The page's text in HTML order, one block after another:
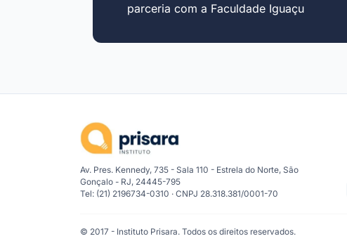
parceria com a Faculdade Iguaçu
Av. Pres. Kennedy, 735 - Sala 110 - Estrela do Norte, São
Gonçalo - RJ, 24445-795
Tel: (21) 2196734-0310 · CNPJ 28.318.381/0001-70
© 2017 - Instituto Prisara. Todos os direitos reservados.